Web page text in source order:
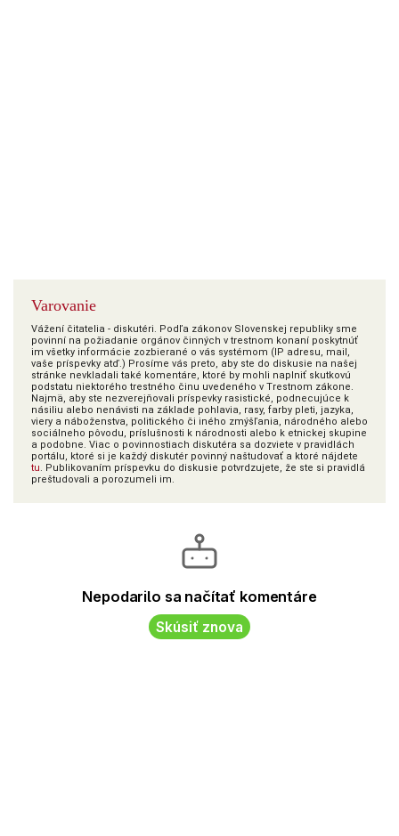
Varovanie
Vážení čitatelia - diskutéri. Podľa zákonov Slovenskej republiky sme
povinní na požiadanie orgánov činných v trestnom konaní poskytnúť
im všetky informácie zozbierané o vás systémom (IP adresu, mail,
vaše príspevky atď.) Prosíme vás preto, aby ste do diskusie na našej
stránke nevkladali také komentáre, ktoré by mohli naplniť skutkovú
podstatu niektorého trestného činu uvedeného v Trestnom zákone.
Najmä, aby ste nezverejňovali príspevky rasistické, podnecujúce k
násiliu alebo nenávisti na základe pohlavia, rasy, farby pleti, jazyka,
viery a náboženstva, politického či iného zmýšľania, národného alebo
sociálneho pôvodu, príslušnosti k národnosti alebo k etnickej skupine
a podobne. Viac o povinnostiach diskutéra sa dozviete v pravidlách
portálu, ktoré si je každý diskutér povinný naštudovať a ktoré nájdete
tu. Publikovaním príspevku do diskusie potvrdzujete, že ste si pravidlá
preštudovali a porozumeli im.